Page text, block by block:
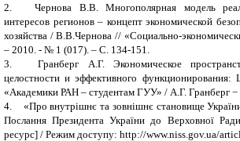
2.
Чернова В.В. Многополярная модель
интересов регионов – концепт экономической
хозяйства / В.В.Чернова // «Социально-
– 2010. - № 1 (017). – С. 134-151.
3.
Гранберг А.Г. Экономическое
целостности и эффективного функционирования:
«Академики РАН – студентам ГУУ» / А.Г. Гранберг −
4.
«Про внутрішнє та зовнішнє становище
Послання Президента України до Верховної
ресурс] / Режим доступу: http://www.niss.gov.ua/